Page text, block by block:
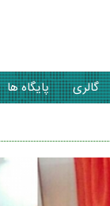
گالری پایگاه ها